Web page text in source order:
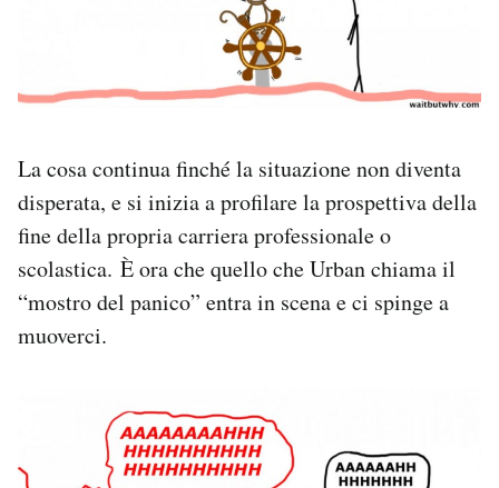
La cosa continua finché la situazione non diventa
disperata, e si inizia a profilare la prospettiva della
fine della propria carriera professionale o
scolastica. È ora che quello che Urban chiama il
“mostro del panico” entra in scena e ci spinge a
muoverci.